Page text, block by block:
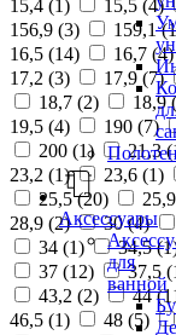
Аксессуары
для
ванной
15,4 (1 ) 15,5 (4)
156,9 (3) 159,1 (1
16,5 (14) 16,7 (4
17,2 (3) 17,9 (7)
18,7 (2) 18,9 (
19,5 (4) 190 (7)
200 (1) 21,3 (
23,2 (1) 23,6 (1)
25,5 (20)
28,9 (2) 30 (4)
34 (1) 34,5 (1
37 (12) 37,5 (
43,2 (2) 44 (
46,5 (1) 48 (5)